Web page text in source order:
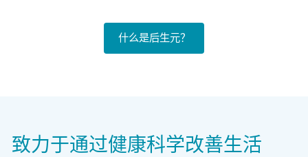
什么是后生元？
致力于通过健康科学改善生活